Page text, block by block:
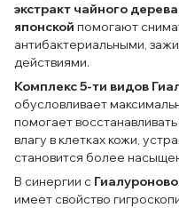
экстракт чайного
японской помогают
антибактериальными,
действиями.
Комплекс 5-ти видов
обусловливает
помогает
влагу в клетках кожи,
становится более
В синергии с
имеет свойство